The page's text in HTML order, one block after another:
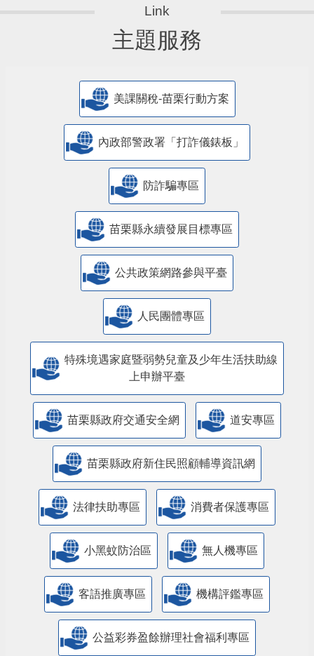
主題服務
美課關稅-苗栗行動方案
內政部警政署「打詐儀錶板」
防詐騙專區
苗栗縣永續發展目標專區
公共政策網路參與平臺
人民團體專區
特殊境遇家庭暨弱勢兒童及少年生活扶助線
上申辦平臺
苗栗縣政府交通安全網 道安專區
苗栗縣政府新住民照顧輔導資訊網
法律扶助專區 消費者保護專區
小黑蚊防治區 無人機專區
客語推廣專區 機構評鑑專區
公益彩券盈餘辦理社會福利專區